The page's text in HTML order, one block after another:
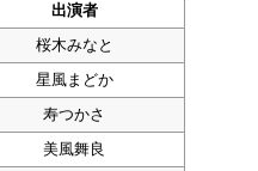
出演者
桜木みなと
星風まどか
寿つかさ
美風舞良